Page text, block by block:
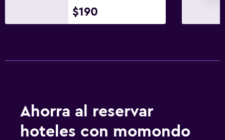
$190
Ahorra al reservar
hoteles con momondo